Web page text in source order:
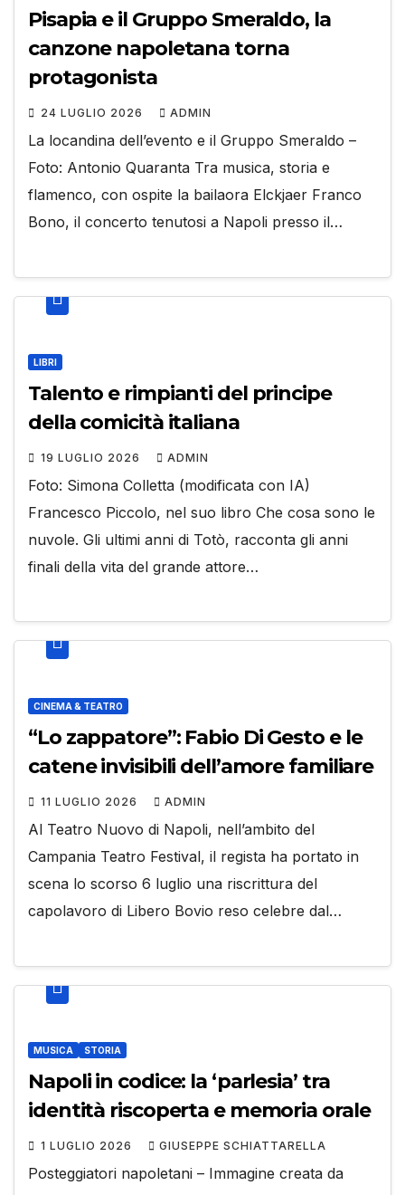
Pisapia e il Gruppo Smeraldo, la
canzone napoletana torna
protagonista
24 LUGLIO 2026 ADMIN
La locandina dell’evento e il Gruppo Smeraldo –
Foto: Antonio Quaranta Tra musica, storia e
flamenco, con ospite la bailaora Elckjaer Franco
Bono, il concerto tenutosi a Napoli presso il…
LIBRI
Talento e rimpianti del principe
della comicità italiana
19 LUGLIO 2026 ADMIN
Foto: Simona Colletta (modificata con IA)
Francesco Piccolo, nel suo libro Che cosa sono le
nuvole. Gli ultimi anni di Totò, racconta gli anni
finali della vita del grande attore…
CINEMA & TEATRO
“Lo zappatore”: Fabio Di Gesto e le
catene invisibili dell’amore familiare
11 LUGLIO 2026 ADMIN
Al Teatro Nuovo di Napoli, nell’ambito del
Campania Teatro Festival, il regista ha portato in
scena lo scorso 6 luglio una riscrittura del
capolavoro di Libero Bovio reso celebre dal…
MUSICA STORIA
Napoli in codice: la ‘parlesia’ tra
identità riscoperta e memoria orale
1 LUGLIO 2026 GIUSEPPE SCHIATTARELLA
Posteggiatori napoletani – Immagine creata da